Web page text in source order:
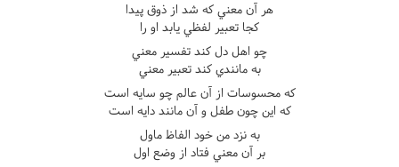
هر آن معني که شد از ذوق پيدا
کجا تعبير لفظي يابد او را
چو اهل دل کند تفسير معني
به مانندي کند تعبير معني
که محسوسات از آن عالم چو سايه است
که اين چون طفل و آن مانند دايه است
به نزد من خود الفاظ ماول
بر آن معني فتاد از وضع اول